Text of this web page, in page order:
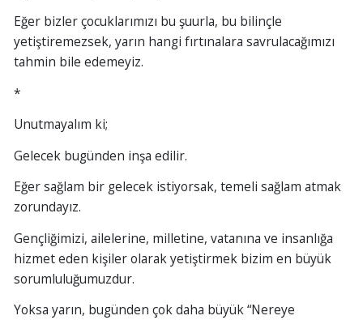
Eğer bizler çocuklarımızı bu şuurla, bu bilinçle
yetiştiremezsek, yarın hangi fırtınalara savrulacağımızı
tahmin bile edemeyiz.
*
Unutmayalım ki;
Gelecek bugünden inşa edilir.
Eğer sağlam bir gelecek istiyorsak, temeli sağlam atmak
zorundayız.
Gençliğimizi, ailelerine, milletine, vatanına ve insanlığa
hizmet eden kişiler olarak yetiştirmek bizim en büyük
sorumluluğumuzdur.
Yoksa yarın, bugünden çok daha büyük “Nereye